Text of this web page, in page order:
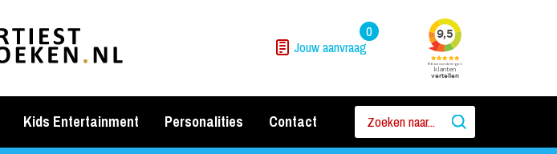
Jouw aanvraag
0
Kids Entertainment Personalities Contact